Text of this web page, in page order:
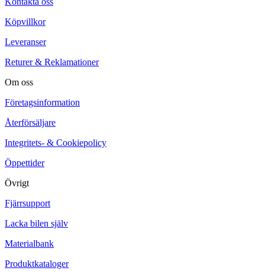
Köpvillkor
Leveranser
Returer & Reklamationer
Om oss
Företagsinformation
Återförsäljare
Integritets- & Cookiepolicy
Öppettider
Övrigt
Fjärrsupport
Lacka bilen själv
Materialbank
Produktkataloger